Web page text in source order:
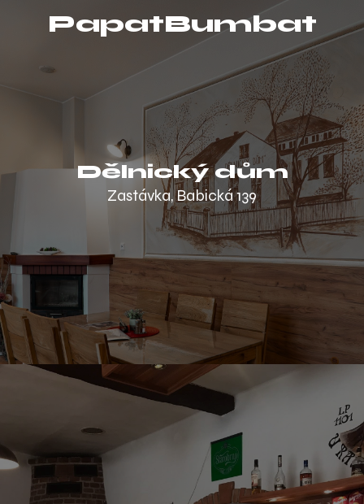
Dělnický dům
Zastávka, Babická 139
PapatBumbat